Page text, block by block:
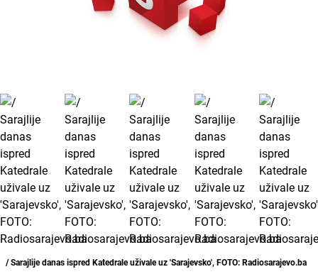
/ Sarajlije danas ispred Katedrale uživale uz 'Sarajevsko', FOTO: Radiosarajevo.ba